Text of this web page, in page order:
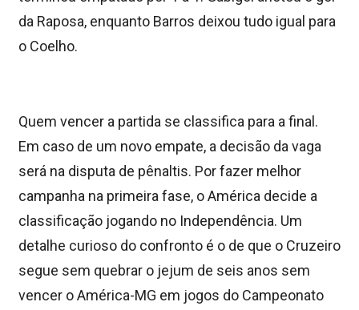
da Raposa, enquanto Barros deixou tudo igual para
o Coelho.
Quem vencer a partida se classifica para a final.
Em caso de um novo empate, a decisão da vaga
será na disputa de pênaltis. Por fazer melhor
campanha na primeira fase, o América decide a
classificação jogando no Independência. Um
detalhe curioso do confronto é o de que o Cruzeiro
segue sem quebrar o jejum de seis anos sem
vencer o América-MG em jogos do Campeonato